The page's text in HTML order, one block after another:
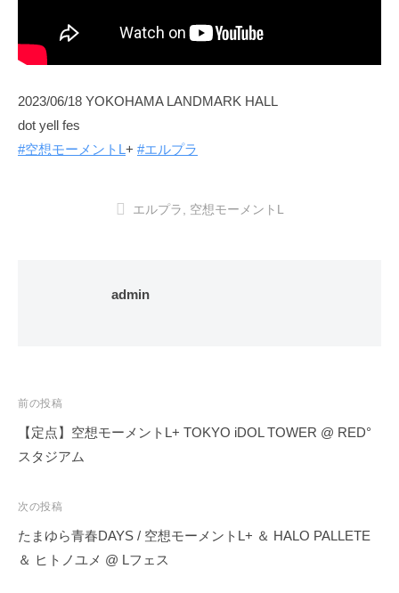
2023/06/18 YOKOHAMA LANDMARK HALL
dot yell fes
#空想モーメントL+ #エルプラ
エルプラ , 空想モーメントL
admin
投
稿
ナ
ゲ
ー
シ
前の投稿
【定点】空想モーメントL+ TOKYO iDOL TOWER @ RED°
スタジアム
次の投稿
たまゆら青春DAYS / 空想モーメントL+ ＆ HALO PALLETE
＆ ヒトノユメ @ Lフェス